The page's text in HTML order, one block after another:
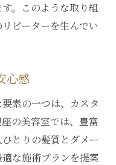
。このような取り組
ピーターを生んでい
心感
素の一つは、カスタ
の美容室では、豊富
とりの髪質とダメー
な施術プランを提案